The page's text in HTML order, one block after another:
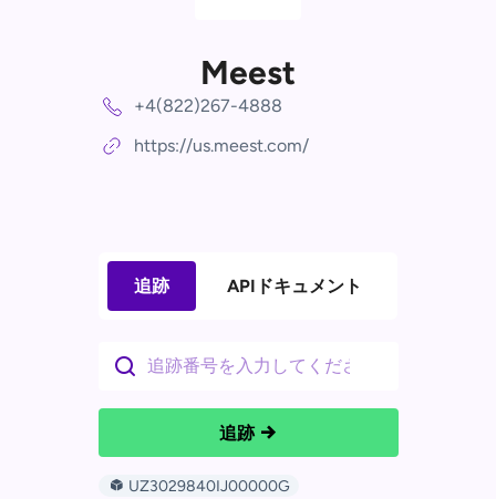
Meest
+4(822)267-4888
https://us.meest.com/
追跡 APIドキュメント
追跡
UZ3029840IJ00000G